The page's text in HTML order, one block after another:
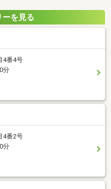
を見る
4番4号
分
4番2号
分